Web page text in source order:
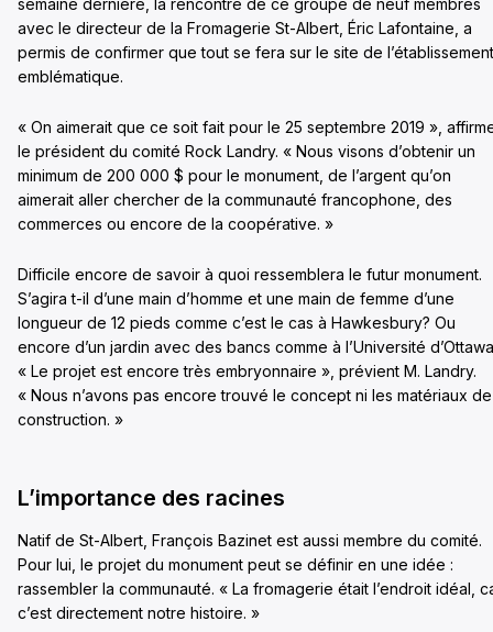
semaine dernière, la rencontre de ce groupe de neuf membres
avec le directeur de la Fromagerie St-Albert, Éric Lafontaine, a
permis de confirmer que tout se fera sur le site de l’établissement
emblématique.
« On aimerait que ce soit fait pour le 25 septembre 2019 »,
le président du comité Rock Landry. « Nous visons d’obtenir un
minimum de 200 000 $ pour le monument, de l’argent qu’on
aimerait aller chercher de la communauté francophone, des
commerces ou encore de la coopérative. »
Difficile encore de savoir à quoi ressemblera le futur monument.
S’agira t-il d’une main d’homme et une main de femme d’une
longueur de 12 pieds comme c’est le cas à Hawkesbury? Ou
encore d’un jardin avec des bancs comme à l’Université
« Le projet est encore très embryonnaire », prévient M. Landry.
« Nous n’avons pas encore trouvé le concept ni les matériaux de
construction. »
L’importance des racines
Natif de St-Albert, François Bazinet est aussi membre du comité.
Pour lui, le projet du monument peut se définir en une idée :
rassembler la communauté. « La fromagerie était l’endroit idéal,
c’est directement notre histoire. »